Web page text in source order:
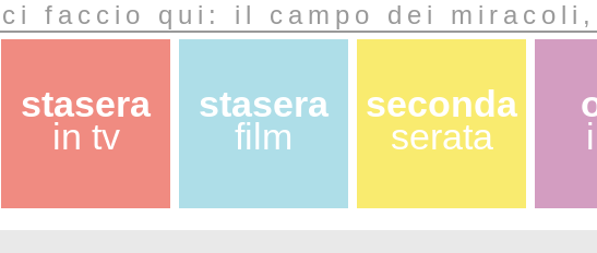
ci faccio qui: il campo dei
stasera
in tv
stasera
film
seconda
serata